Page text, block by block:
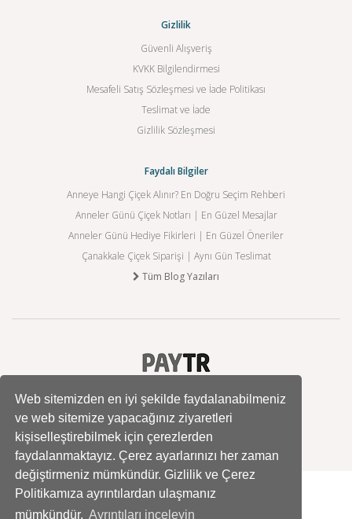
Web sitemizden en iyi şekilde faydalanabilmeniz
ve web sitemize yapacağınız ziyaretleri
kişiselleştirebilmek için çerezlerden
faydalanmaktayız. Çerez ayarlarınızı her zaman
değiştirmeniz mümkündür. Gizlilik ve Çerez
Politikamıza ayrıntılardan ulaşmanız
mümkündür. Ayrıntıları inceleyin
Gizlilik
Güvenli Alışveriş
KVKK Bilgilendirmesi
Mesafeli Satış Sözleşmesi ve İade Politikası
Teslimat ve İade
Gizlilik Sözleşmesi
Faydalı Bilgiler
Anneye Hangi Çiçek Alınır? En Doğru Seçim Rehberi
Anneler Günü Çiçek Notları | En Güzel Mesajlar
Anneler Günü Hediye Fikirleri | En Güzel Öneriler
Çanakkale Çiçek Siparişi | Aynı Gün Teslimat
Tüm Blog Yazıları